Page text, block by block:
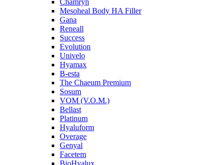
Chamryn
Mesoheal Body HA Filler
Gana
Reneall
Success
Evolution
Univelo
Hyamax
B-esta
The Chaeum Premium
Sosum
VOM (V.O.M.)
Bellast
Platinum
Hyaluform
Overage
Genyal
Facetem
BioHyalux